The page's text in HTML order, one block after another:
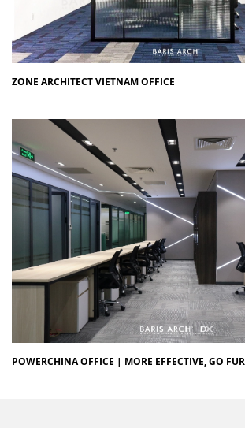
ZONE ARCHITECT VIETNAM OFFICE
POWERCHINA OFFICE | MORE EFFECTIVE, GO